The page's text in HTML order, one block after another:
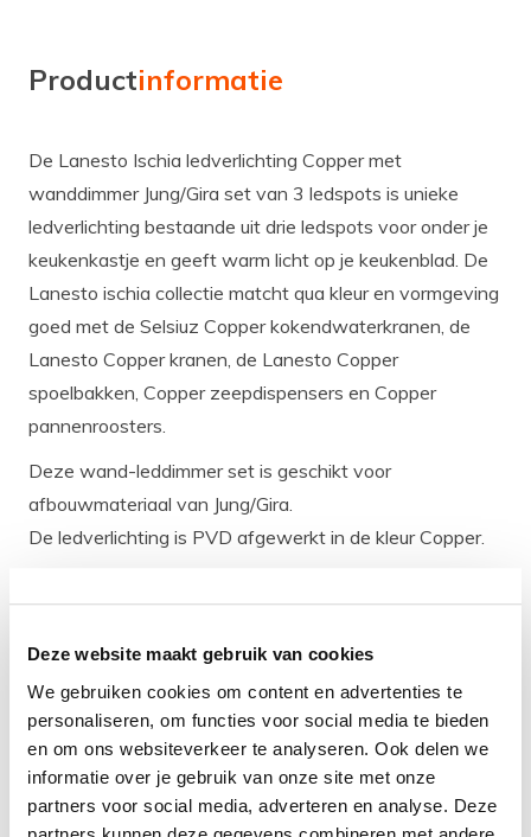
Deze website maakt gebruik van cookies
We gebruiken cookies om content en advertenties te
personaliseren, om functies voor social media te bieden
en om ons websiteverkeer te analyseren. Ook delen we
informatie over je gebruik van onze site met onze
partners voor social media, adverteren en analyse. Deze
Productinformatie
De Lanesto Ischia ledverlichting Copper met
wanddimmer Jung/Gira set van 3 ledspots is unieke
ledverlichting bestaande uit drie ledspots voor onder je
keukenkastje en geeft warm licht op je keukenblad. De
Lanesto ischia collectie matcht qua kleur en vormgeving
goed met de Selsiuz Copper kokendwaterkranen, de
Lanesto Copper kranen, de Lanesto Copper
spoelbakken, Copper zeepdispensers en Copper
pannenroosters.
Deze wand-leddimmer set is geschikt voor
afbouwmateriaal van Jung/Gira.
De ledverlichting is PVD afgewerkt in de kleur Copper.
Eigenschappen
Dimbaar: Ja
Afmeting ledspot (mm): 200 x 70 x 3,5 lengte x breedte
x hoogte
Montagemethode: Opbouw (Onder je keukenkastje)